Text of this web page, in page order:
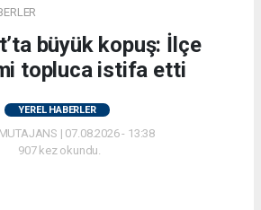
büyük kopuş: İlçe
topluca istifa etti
YEREL HABERLER
| 07.08.2026 - 13:38
907 kez okundu.